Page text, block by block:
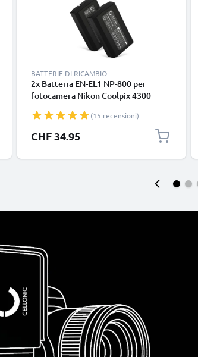
BATTERIE DI RICAMBIO
2x Batteria EN-EL1 NP-800 per
fotocamera Nikon Coolpix 4300
5000 Coolpix 5400, Minolta DiMAGE
A200 Affidabile ricambio da
750mAh, marca CELLONIC
(15 recensioni)
CHF 34.95